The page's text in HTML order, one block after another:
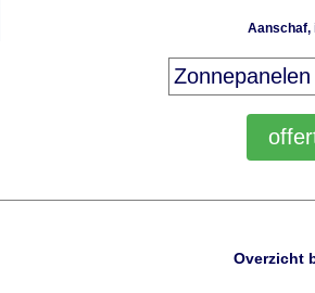
Aanschaf,
Overzicht